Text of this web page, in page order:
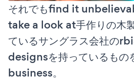
それでもfind it
take a look at手作りの木
ているサングラス会社の
designsを持っているも
business。